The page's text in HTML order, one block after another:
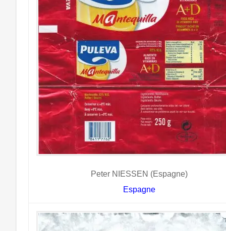
Peter NIESSEN (Espagne)
Espagne